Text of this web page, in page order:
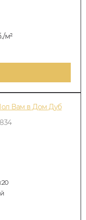
м²
Вам в Дом Дуб